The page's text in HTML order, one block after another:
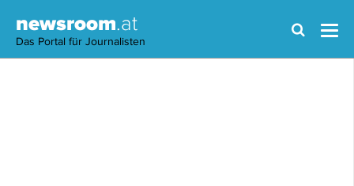
newsroom.at
Das Portal für Journalisten